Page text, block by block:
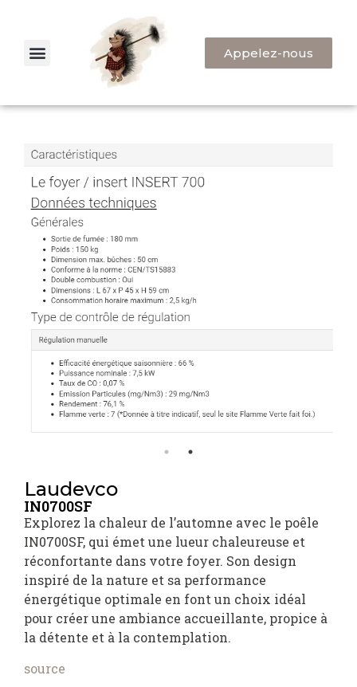
Appelez-nous
Laudevco
IN0700SF
Explorez la chaleur de l’automne avec le poêle
IN0700SF, qui émet une lueur chaleureuse et
réconfortante dans votre foyer. Son design
inspiré de la nature et sa performance
énergétique optimale en font un choix idéal
pour créer une ambiance accueillante, propice à
la détente et à la contemplation.
source